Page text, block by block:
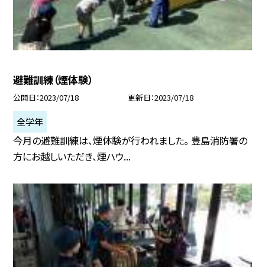
避難訓練（煙体験）
公開日 2023/07/18 更新日 2023/07/18
全学年
今月の避難訓練は、煙体験が行われました。 豊島消防署の
方にお越しいただき、煙ハウ...